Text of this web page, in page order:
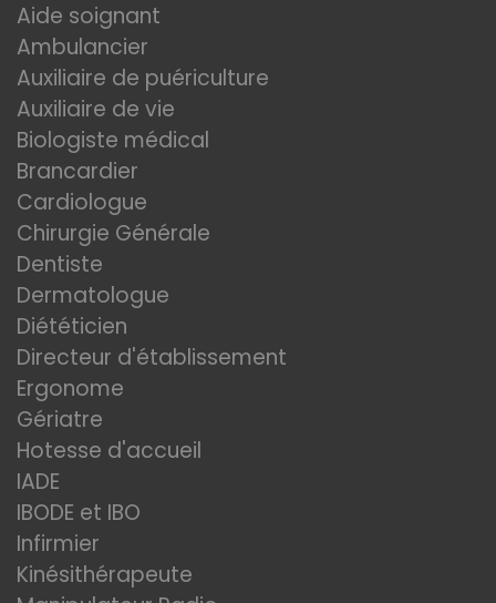
Aide soignant
Ambulancier
Auxiliaire de puériculture
Auxiliaire de vie
Biologiste médical
Brancardier
Cardiologue
Chirurgie Générale
Dentiste
Dermatologue
Diététicien
Directeur d'établissement
Ergonome
Gériatre
Hotesse d'accueil
IADE
IBODE et IBO
Infirmier
Kinésithérapeute